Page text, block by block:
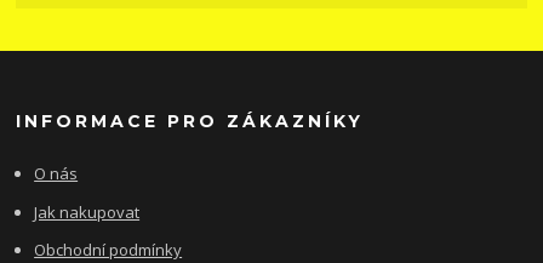
INFORMACE PRO ZÁKAZNÍKY
O nás
Jak nakupovat
Obchodní podmínky